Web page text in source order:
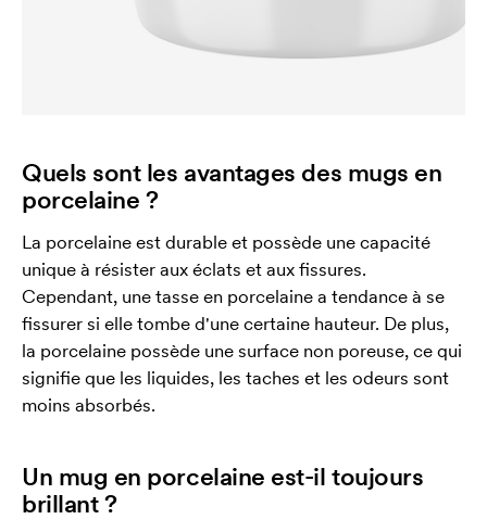
Quels sont les avantages des mugs en
porcelaine ?
La porcelaine est durable et possède une capacité
unique à résister aux éclats et aux fissures.
Cependant, une tasse en porcelaine a tendance à se
fissurer si elle tombe d'une certaine hauteur. De plus,
la porcelaine possède une surface non poreuse, ce qui
signifie que les liquides, les taches et les odeurs sont
moins absorbés.
Un mug en porcelaine est-il toujours
brillant ?